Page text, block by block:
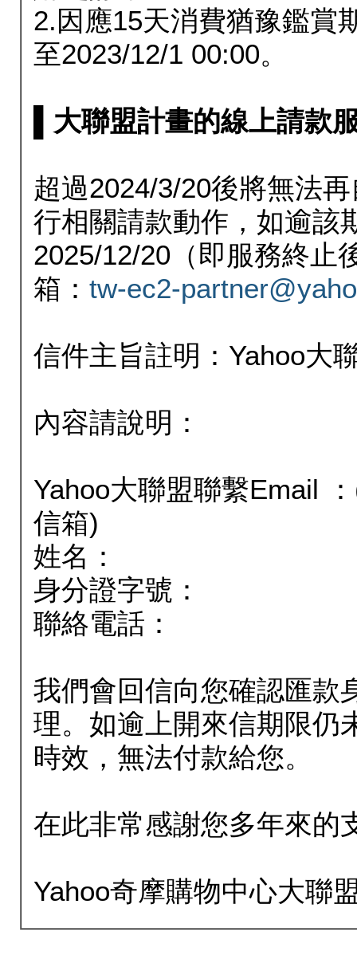
2.因應15天消費猶豫鑑賞
至2023/12/1 00:00。
▌大聯盟計畫的線上請款
超過2024/3/20後將無法
行相關請款動作，如逾該
2025/12/20（即服務終止
箱： tw-ec2-
信件主旨註明：Yahoo大
內容請說明：
Yahoo大聯盟聯繫Email
信箱)
姓名：
身分證字號：
聯絡電話：
我們會回信向您確認匯款
理。如逾上開來信期限仍
時效，無法付款給您。
在此非常感謝您多年來的
Yahoo奇摩購物中心大